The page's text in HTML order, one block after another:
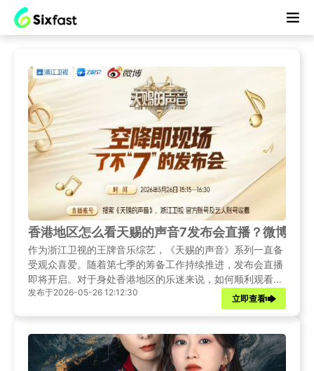
香港地区怎么看天赐的声音7发布会直播？微博无
作为浙江卫视的王牌音乐综艺，《天赐的声音》系列一直备
受观众喜爱。随着第七季的筹备工作持续推进，发布会直播
即将开启。对于身处香港地区的乐迷来说，如何顺利观看这
场音乐盛宴成为关注焦点。本文将为您详细梳理发布会相关
发布于2026-05-26 12:12:30
立即查看